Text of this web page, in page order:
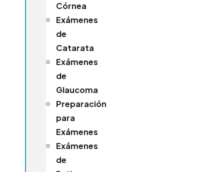
Córnea
Exámenes
de
Catarata
Exámenes
de
Glaucoma
Preparación
para
Exámenes
Exámenes
de